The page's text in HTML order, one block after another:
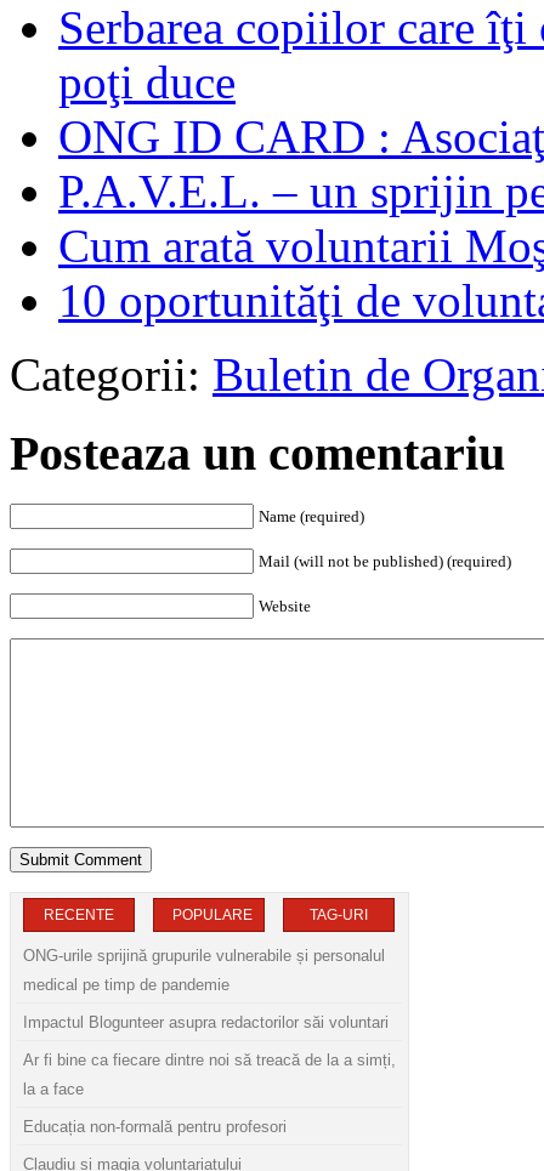
Serbarea copiilor care îţi
poţi duce
ONG ID CARD :
P.A.V.E.L. – un sprijin
Cum arată voluntarii
10 oportunităţi de
Categorii: Buletin de
Posteaza un comentariu
Name (required)
Mail (will not be published) (required)
Website
RECENTE POPULARE TAG-URI
ONG-urile sprijină grupurile vulnerabile și personalul
medical pe timp de pandemie
Impactul Blogunteer asupra redactorilor săi voluntari
Ar fi bine ca fiecare dintre noi să treacă de la a simți,
la a face
Educația non-formală pentru profesori
Claudiu și magia voluntariatului